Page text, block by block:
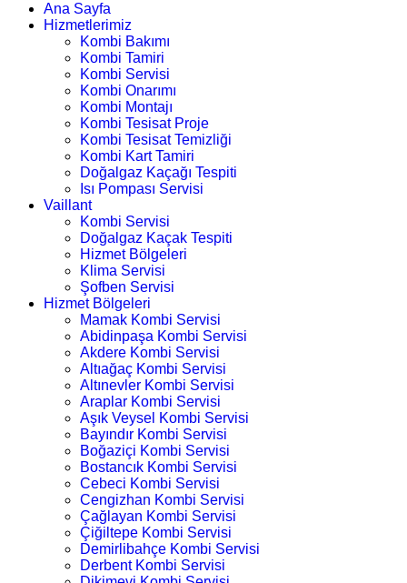
Ana Sayfa
Hizmetlerimiz
Kombi Bakımı
Kombi Tamiri
Kombi Servisi
Kombi Onarımı
Kombi Montajı
Kombi Tesisat Proje
Kombi Tesisat Temizliği
Kombi Kart Tamiri
Doğalgaz Kaçağı Tespiti
Isı Pompası Servisi
Vaillant
Kombi Servisi
Doğalgaz Kaçak Tespiti
Hizmet Bölgeleri
Klima Servisi
Şofben Servisi
Hizmet Bölgeleri
Mamak Kombi Servisi
Abidinpaşa Kombi Servisi
Akdere Kombi Servisi
Altıağaç Kombi Servisi
Altınevler Kombi Servisi
Araplar Kombi Servisi
Aşık Veysel Kombi Servisi
Bayındır Kombi Servisi
Boğaziçi Kombi Servisi
Bostancık Kombi Servisi
Cebeci Kombi Servisi
Cengizhan Kombi Servisi
Çağlayan Kombi Servisi
Çiğiltepe Kombi Servisi
Demirlibahçe Kombi Servisi
Derbent Kombi Servisi